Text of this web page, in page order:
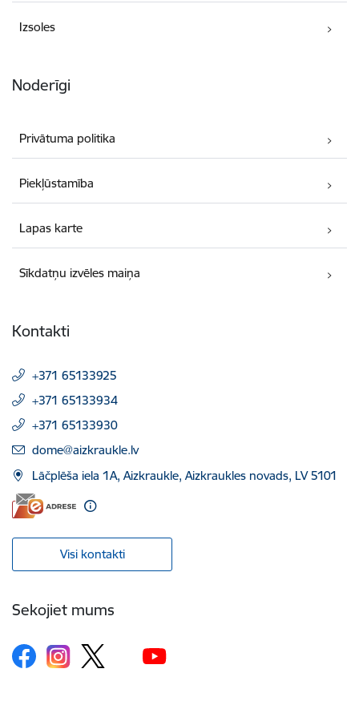
Izsoles
Noderīgi
Privātuma politika
Piekļūstamība
Lapas karte
Sīkdatņu izvēles maiņa
Kontakti
+371 65133925
+371 65133934
+371 65133930
E-pasts:
dome@aizkraukle.lv
Lāčplēša iela 1A, Aizkraukle, Aizkraukles novads, LV 5101
Visi kontakti
Sekojiet mums